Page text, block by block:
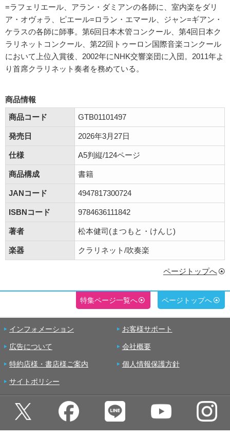
=ラフェリエール、アラン・ダミアンの各師に、室内楽をダリ
ア・オヴォラ、ピエール=ロラン・エマール、ジャン=ギアン・
ケラスの各師に師事。第6回日本木管コンクール、第4回日本ク
ラリネットコンクール、第22回トゥーロン国際音楽コンクール
において上位入賞後、2002年にNHK交響楽団に入団。2011年よ
り首席クラリネット奏者を務めている。
商品情報
商品コード
GTB01101497
発売日 2026年3月27日
仕様 A5判縦/124ページ
商品構成 書籍
JANコード 4947817300724
ISBNコード 9784636111842
著者 松本健司(まつもと・けんじ)
楽器 クラリネット/吹奏楽
ページトップへ
特集ページ一覧へ ページトップへ
インフォメーション お客様サポート
広告について 会社概要
特約店様・書店様ご案内 個人情報保護方針
サイトポリシー